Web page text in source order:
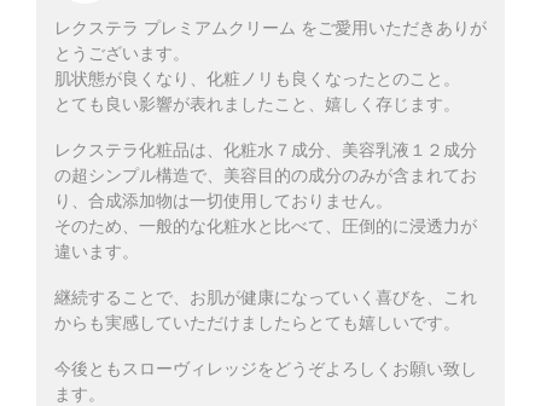
レクステラ プレミアムクリーム をご愛用いただきありが
とうございます。
肌状態が良くなり、化粧ノリも良くなったとのこと。
とても良い影響が表れましたこと、嬉しく存じます。
レクステラ化粧品は、化粧水７成分、美容乳液１２成分
の超シンプル構造で、美容目的の成分のみが含まれてお
り、合成添加物は一切使用しておりません。
そのため、一般的な化粧水と比べて、圧倒的に浸透力が
違います。
継続することで、お肌が健康になっていく喜びを、これ
からも実感していただけましたらとても嬉しいです。
今後ともスローヴィレッジをどうぞよろしくお願い致し
ます。